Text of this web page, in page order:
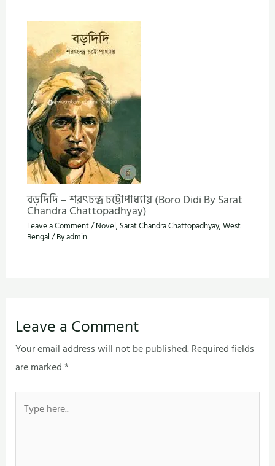
বড়দিদি – শরৎচন্দ্র চট্টোপাধ্যায় (Boro Didi By Sarat
Chandra Chattopadhyay)
Leave a Comment/Novel, Sarat Chandra Chattopadhyay,West
Bengal / Byadmin
Leave a Comment
Your email address will not be published.Required fields
are marked*
here..